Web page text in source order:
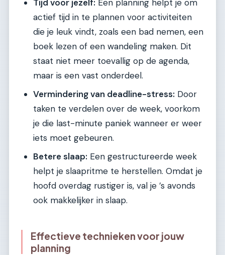
Tijd voor jezelf: Een planning helpt je om
actief tijd in te plannen voor activiteiten
die je leuk vindt, zoals een bad nemen, een
boek lezen of een wandeling maken. Dit
staat niet meer toevallig op de agenda,
maar is een vast onderdeel.
Vermindering van deadline-stress: Door
taken te verdelen over de week, voorkom
je die last-minute paniek wanneer er weer
iets moet gebeuren.
Betere slaap: Een gestructureerde week
helpt je slaapritme te herstellen. Omdat je
hoofd overdag rustiger is, val je ’s avonds
ook makkelijker in slaap.
Effectieve technieken voor jouw
planning